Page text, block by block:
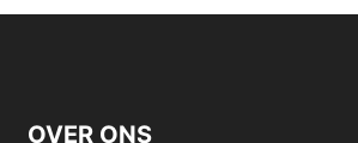
OVER ONS